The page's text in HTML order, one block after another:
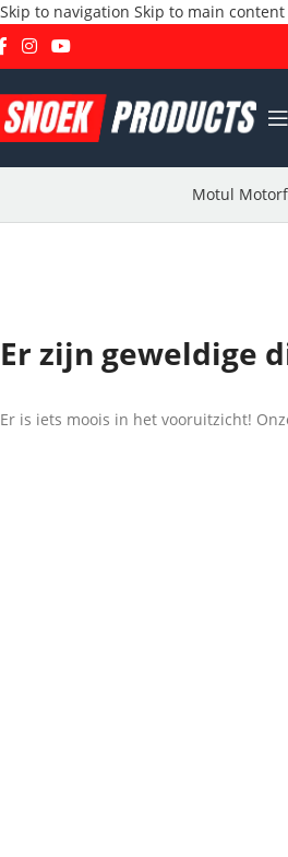
Skip to navigation Skip to main content
Motul
Er zijn geweldige
Er is iets moois in het vooruitzicht!